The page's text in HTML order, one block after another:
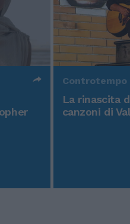
Controtempo
La rinascita
canzoni di